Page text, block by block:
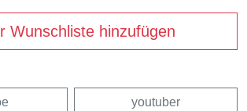
Wunschliste hinzufügen
youtuber